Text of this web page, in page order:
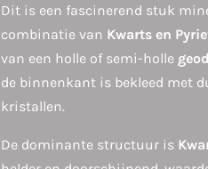
Dit is een fascinerend stuk
combinatie van Kwarts en
van een holle of semi-holle
de binnenkant is bekleed met
kristallen.
De dominante structuur is